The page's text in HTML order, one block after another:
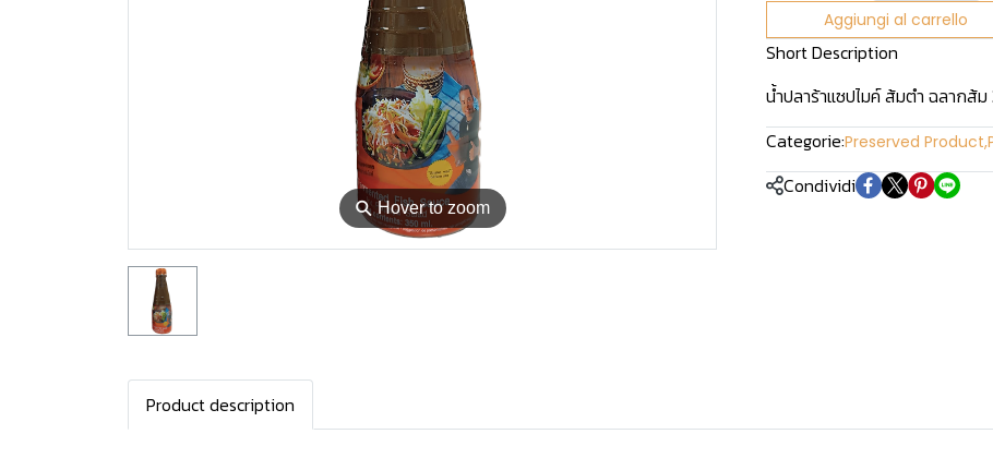
⚲Hover to zoom
Aggiungi al carrello
Short Description
น้ำปลาร้าแซปไมค์ ส้มตำ ฉลากส้
Categorie:Preserved Product,
Condividi
Product description